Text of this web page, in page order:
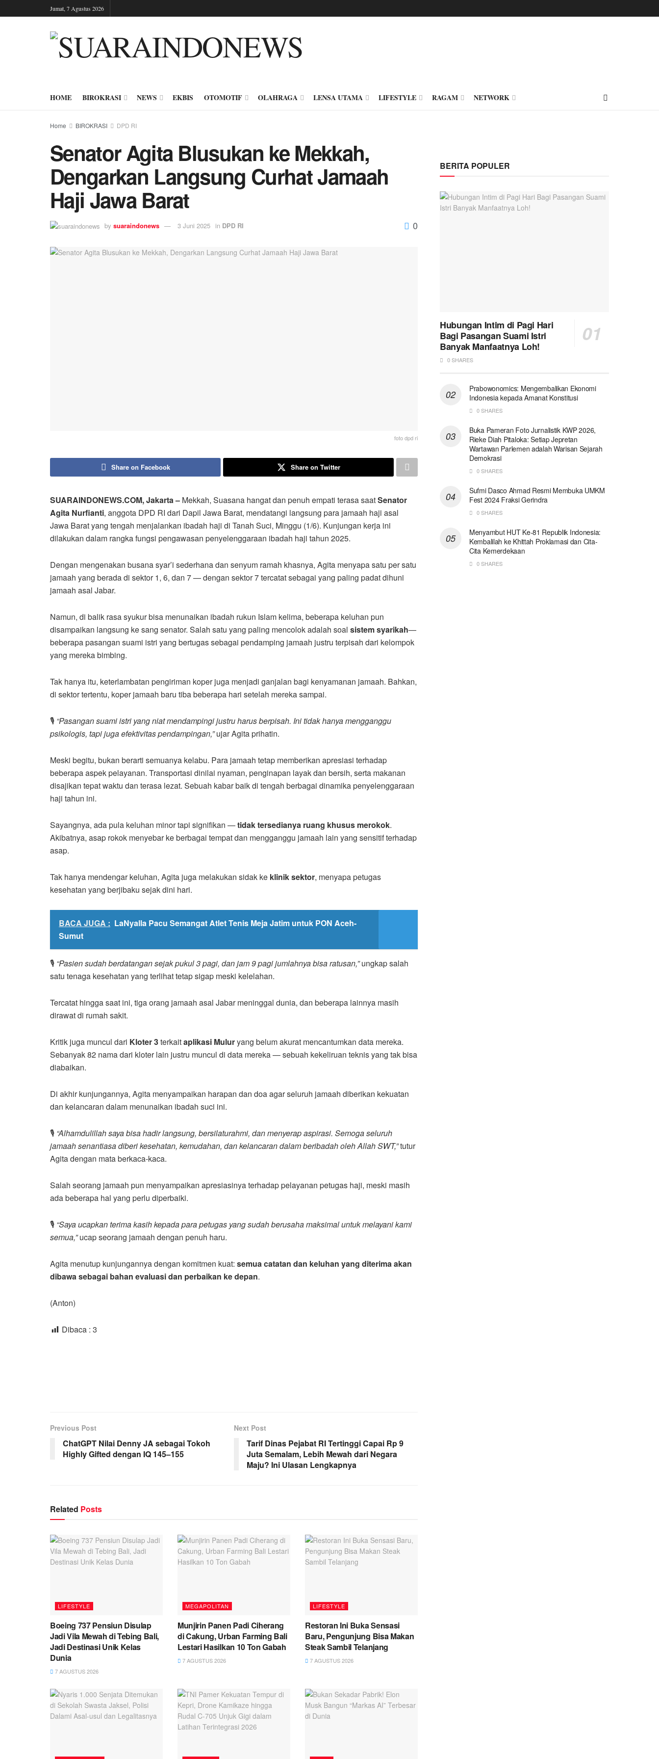
Jumat, 7 Agustus 2026
HOME BIROKRASI NEWS EKBIS OTOMOTIF OLAHRAGA LENSA UTAMA LIFESTYLE RAGAM NETWORK
Home BIROKRASI DPD RI
Senator Agita Blusukan ke Mekkah,
Dengarkan Langsung Curhat Jamaah
Haji Jawa Barat
by suaraindonews 3 Juni 2025 in DPD RI 0
foto dpd ri
Share on Facebook Share on Twitter
SUARAINDONEWS.COM, Jakarta – Mekkah, Suasana hangat dan penuh empati terasa saatSenator
Agita Nurfianti, anggota DPD RI dari Dapil Jawa Barat, mendatangi langsung para jamaah haji asal
Jawa Barat yang tengah menjalankan ibadah haji di Tanah Suci, Minggu (1/6). Kunjungan kerja ini
dilakukan dalam rangka fungsi pengawasan penyelenggaraan ibadah haji tahun 2025.
Dengan mengenakan busana syar’i sederhana dan senyum ramah khasnya, Agita menyapa satu per satu
jamaah yang berada di sektor 1, 6, dan 7 — dengan sektor 7 tercatat sebagai yang paling padat dihuni
jamaah asal Jabar.
Namun, di balik rasa syukur bisa menunaikan ibadah rukun Islam kelima, beberapa keluhan pun
disampaikan langsung ke sang senator. Salah satu yang paling mencolok adalah soal sistem syarikah—
beberapa pasangan suami istri yang bertugas sebagai pendamping jamaah justru terpisah dari kelompok
yang mereka bimbing.
Tak hanya itu, keterlambatan pengiriman koper juga menjadi ganjalan bagi kenyamanan jamaah. Bahkan,
di sektor tertentu, koper jamaah baru tiba beberapa hari setelah mereka sampai.
🎙️ “Pasangan suami istri yang niat mendampingi justru harus berpisah. Ini tidak hanya mengganggu
psikologis, tapi juga efektivitas pendampingan,”ujar Agita prihatin.
Meski begitu, bukan berarti semuanya kelabu. Para jamaah tetap memberikan apresiasi terhadap
beberapa aspek pelayanan. Transportasi dinilai nyaman, penginapan layak dan bersih, serta makanan
disajikan tepat waktu dan terasa lezat. Sebuah kabar baik di tengah berbagai dinamika penyelenggaraan
haji tahun ini.
Sayangnya, ada pula keluhan minor tapi signifikan —tidak tersedianya ruang khusus merokok.
Akibatnya, asap rokok menyebar ke berbagai tempat dan mengganggu jamaah lain yang sensitif terhadap
asap.
Tak hanya mendengar keluhan, Agita juga melakukan sidak ke klinik sektor, menyapa petugas
kesehatan yang berjibaku sejak dini hari.
BACA JUGA : LaNyalla Pacu Semangat Atlet Tenis Meja Jatim untuk PON Aceh-
Sumut
🎙️ “Pasien sudah berdatangan sejak pukul 3 pagi, dan jam 9 pagi jumlahnya bisa ratusan,”ungkap salah
satu tenaga kesehatan yang terlihat tetap sigap meski kelelahan.
Tercatat hingga saat ini, tiga orang jamaah asal Jabar meninggal dunia, dan beberapa lainnya masih
dirawat di rumah sakit.
Kritik juga muncul dari Kloter 3terkaitaplikasi Muluryang belum akurat mencantumkan data mereka.
Sebanyak 82 nama dari kloter lain justru muncul di data mereka — sebuah kekeliruan teknis yang tak bisa
diabaikan.
Di akhir kunjungannya, Agita menyampaikan harapan dan doa agar seluruh jamaah diberikan kekuatan
dan kelancaran dalam menunaikan ibadah suci ini.
🎙️ “Alhamdulillah saya bisa hadir langsung, bersilaturahmi, dan menyerap aspirasi. Semoga seluruh
jamaah senantiasa diberi kesehatan, kemudahan, dan kelancaran dalam beribadah oleh Allah SWT,”tutur
Agita dengan mata berkaca-kaca.
Salah seorang jamaah pun menyampaikan apresiasinya terhadap pelayanan petugas haji, meski masih
ada beberapa hal yang perlu diperbaiki.
🎙️ “Saya ucapkan terima kasih kepada para petugas yang sudah berusaha maksimal untuk melayani kami
semua,”ucap seorang jamaah dengan penuh haru.
Agita menutup kunjungannya dengan komitmen kuat: semua catatan dan keluhan yang diterima akan
dibawa sebagai bahan evaluasi dan perbaikan ke depan.
(Anton)
Dibaca : 3
Previous Post
ChatGPT Nilai Denny JA sebagai Tokoh
Highly Gifted dengan IQ 145–155
Next Post
Tarif Dinas Pejabat RI Tertinggi Capai Rp 9
Juta Semalam, Lebih Mewah dari Negara
Maju? Ini Ulasan Lengkapnya
Related Posts
LIFESTYLE
Boeing 737 Pensiun Disulap
Jadi Vila Mewah di Tebing Bali,
Jadi Destinasi Unik Kelas
Dunia
7 AGUSTUS 2026
MEGAPOLITAN
Munjirin Panen Padi Ciherang
di Cakung, Urban Farming Bali
Lestari Hasilkan 10 Ton Gabah
7 AGUSTUS 2026
LIFESTYLE
Restoran Ini Buka Sensasi
Baru, Pengunjung Bisa Makan
Steak Sambil Telanjang
7 AGUSTUS 2026
BERITA POPULER
Hubungan Intim di Pagi Hari
Bagi Pasangan Suami Istri
Banyak Manfaatnya Loh!
0 SHARES
Prabowonomics: Mengembalikan Ekonomi
Indonesia kepada Amanat Konstitusi
0 SHARES
Buka Pameran Foto Jurnalistik KWP 2026,
Rieke Diah Pitaloka: Setiap Jepretan
Wartawan Parlemen adalah Warisan Sejarah
Demokrasi
0 SHARES
Sufmi Dasco Ahmad Resmi Membuka UMKM
Fest 2024 Fraksi Gerindra
0 SHARES
Menyambut HUT Ke-81 Republik Indonesia:
Kembalilah ke Khittah Proklamasi dan Cita-
Cita Kemerdekaan
0 SHARES